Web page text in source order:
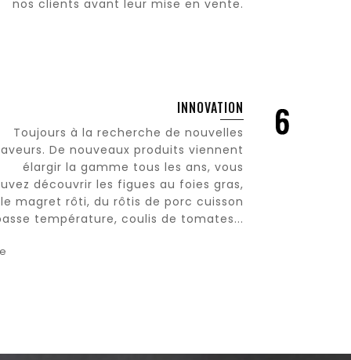
nos clients avant leur mise en vente.
INNOVATION
Toujours à la recherche de nouvelles
De nouveaux produits viennent
élargir la gamme tous les ans, vous
découvrir les figues au foies gras,
le magret rôti, du rôtis de porc cuisson
température, coulis de tomates...